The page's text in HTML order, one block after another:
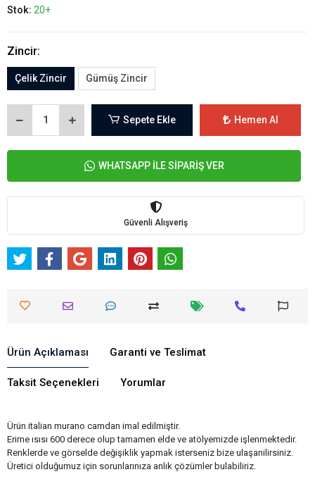
Stok: 20+
Zincir:
Çelik Zincir Gümüş Zincir
Sepete Ekle Hemen Al
WHATSAPP İLE SİPARİŞ VER
Güvenli Alışveriş
Ürün Açıklaması Garanti ve Teslimat
Taksit Seçenekleri Yorumlar
Ürün italian murano camdan imal edilmiştir.
Erime ısısı 600 derece olup tamamen elde ve atölyemizde işlenmektedir.
Renklerde ve görselde değişiklik yapmak isterseniz bize ulaşanilirsiniz.
Üretici olduğumuz için sorunlarınıza anlık çözümler bulabiliriz.